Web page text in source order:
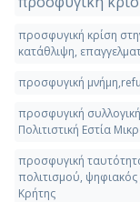
προσφυγική κρίση
κατάθλιψη,
προσφυγική
προσφυγική
Πολιτιστική Εστία
προσφυγική
πολιτισμού,
Κρήτης